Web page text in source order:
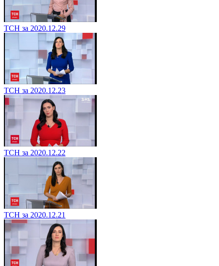
ТСН за 2020.12.29
ТСН за 2020.12.23
ТСН за 2020.12.22
ТСН за 2020.12.21